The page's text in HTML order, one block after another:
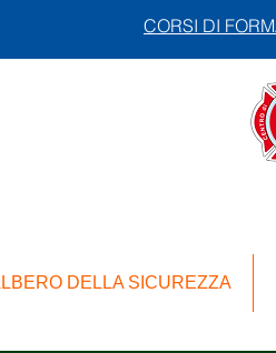
CORSI DI
DELLA SICUREZZA